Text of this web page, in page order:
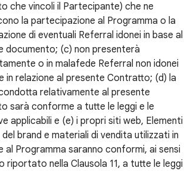
che vincoli il Partecipante) che ne
la partecipazione al Programma o la
di eventuali Referral idonei in base al
documento; (c) non presenterà
o in malafede Referral non idonei
in relazione al presente Contratto; (d) la
relativamente al presente
sarà conforme a tutte le leggi e le
applicabili e (e) i propri siti web, Elementi
brand e materiali di vendita utilizzati in
al Programma saranno conformi, ai sensi
riportato nella Clausola 11, a tutte le leggi